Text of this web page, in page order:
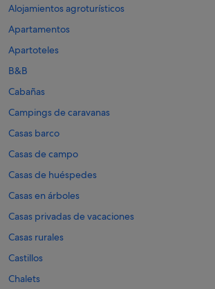
Alojamientos agroturísticos
Apartamentos
Apartoteles
B&B
Cabañas
Campings de caravanas
Casas barco
Casas de campo
Casas de huéspedes
Casas en árboles
Casas privadas de vacaciones
Casas rurales
Castillos
Chalets